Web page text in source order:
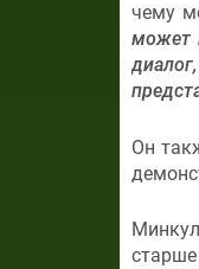
чему
может
Он